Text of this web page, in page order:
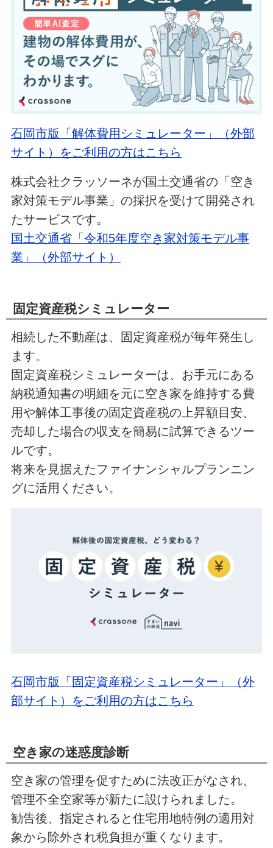
石岡市版「解体費用シミュレーター」（外部
サイト）をご利用の方はこちら
株式会社クラッソーネが国土交通省の「空き
家対策モデル事業」の採択を受けて開発され
たサービスです。
国土交通省「令和5年度空き家対策モデル事
業」（外部サイト）
固定資産税シミュレーター
相続した不動産は、固定資産税が毎年発生し
ます。
固定資産税シミュレーターは、お手元にある
納税通知書の明細を元に空き家を維持する費
用や解体工事後の固定資産税の上昇額目安、
売却した場合の収支を簡易に試算できるツー
ルです。
将来を見据えたファイナンシャルプランニン
グに活用ください。
石岡市版「固定資産税シミュレーター」（外
部サイト）をご利用の方はこちら
空き家の迷惑度診断
空き家の管理を促すために法改正がなされ、
管理不全空家等が新たに設けられました。
勧告後、指定されると住宅用地特例の適用対
象から除外され税負担が重くなります。